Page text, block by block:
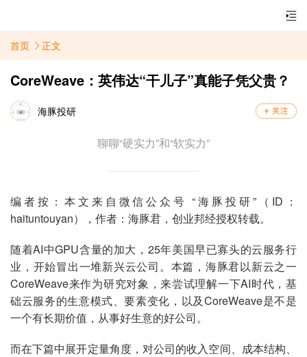
首页 正文
CoreWeave：英伟达“干儿子”真能子凭父贵？
海豚投研
聊聊“硬实力”和“软实力”
编者按：本文来自微信公众号 “海豚投研”（ID：
haituntouyan），作者：海豚君，创业邦经授权转载。
随着AI中GPU含量的加大，25年美国早已寡头的云服务行
业，开始冒出一堆新兴云公司。本篇，海豚君以新云之一
CoreWeave来作为研究对象，来尝试理解一下AI时代，基
础云服务的生意模式、要素变化，以及CoreWeave是不是
一个有长期价值，从事好生意的好公司。
而在下篇中展开定量角度，对公司的收入空间、成本结构、